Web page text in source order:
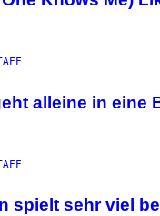
alleine in eine
spielt sehr viel